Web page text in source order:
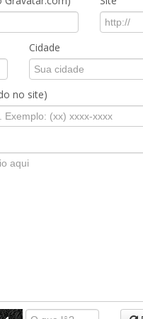
Cidade
no site)